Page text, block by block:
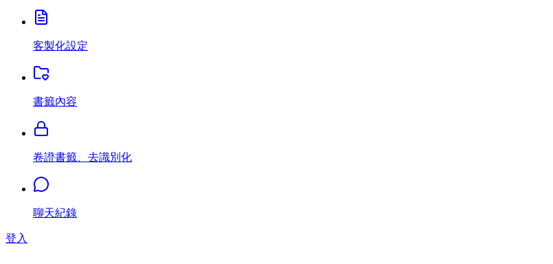
客製化設定
書籤內容
卷證書籤、去識別化
聊天紀錄
登入